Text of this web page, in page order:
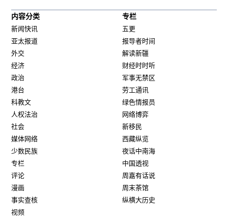
内容分类
新闻快讯
亚太报道
外交
经济
政治
港台
科教文
人权法治
社会
媒体网络
少数民族
专栏
评论
漫画
事实查核
视频
专栏
五更
报导者时间
解读新疆
财经时时听
军事无禁区
劳工通讯
绿色情报员
网络博弈
新移民
西藏纵览
夜话中南海
中国透视
周嘉有话说
周末茶馆
纵横大历史